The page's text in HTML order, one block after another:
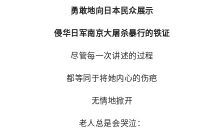
勇敢地向日本民众展示
侵华日军南京大屠杀暴行的铁证
尽管每一次讲述的过程
都等同于将她内心的伤疤
无情地掀开
老人总是会哭泣：